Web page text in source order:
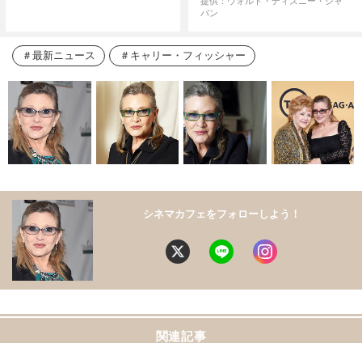
パン
最新ニュース キャリー・フィッシャー
シネマカフェをフォローしよう！
関連記事